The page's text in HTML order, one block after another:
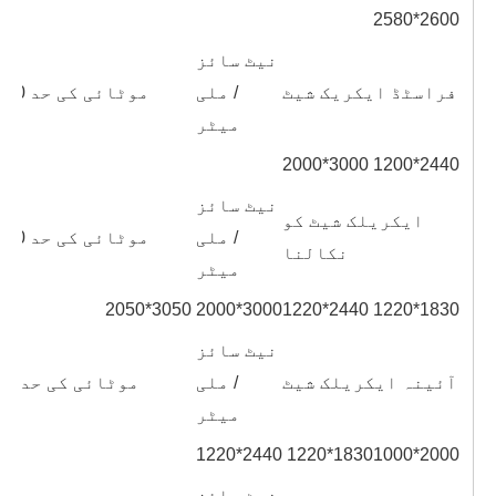
2580*2600
فراسٹڈ ایکریک شیٹ
نیٹ سائز
/ ملی
میٹر
موٹائی کی حد Vymm: 2.2-20
1200*2440
2000*3000
ایکریلک شیٹ کو
نکالنا
نیٹ سائز
/ ملی
میٹر
موٹائی کی حد Vymm: 0.8-20
1220*1830
1220*2440
2000*3000
2050*3050
آئینہ ایکریلک شیٹ
نیٹ سائز
/ ملی
میٹر
موٹائی کی حد Vymm: 0.8-6
1000*2000
1220*1830
1220*2440